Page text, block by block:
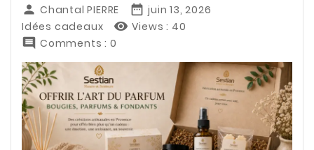
 Chantal PIERRE  juin 13, 2026
Idées cadeaux
 Views : 40
 Comments : 0